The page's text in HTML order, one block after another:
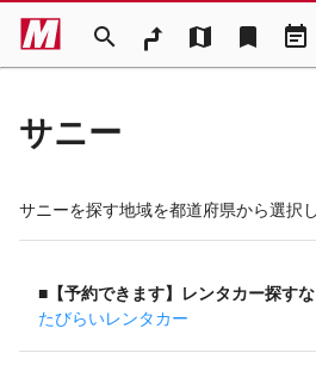
search map bookmark event_note
サニー
サニーを探す地域を都道府県から選択
■【予約できます】レンタカー探すな
たびらいレンタカー